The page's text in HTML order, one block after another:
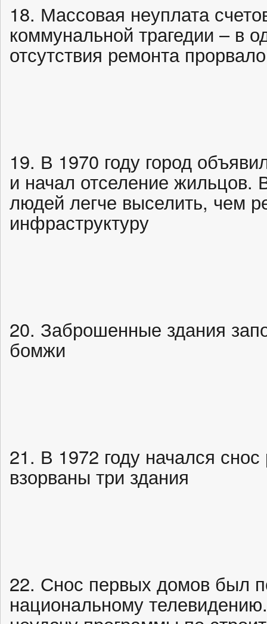
18. Массовая неуплата
коммунальной трагедии – в
отсутствия ремонта
19. В 1970 году город
и начал отселение жильцов.
людей легче выселить, чем
инфраструктуру
20. Заброшенные здания
бомжи
21. В 1972 году начался
взорваны три здания
22. Снос первых домов был
национальному